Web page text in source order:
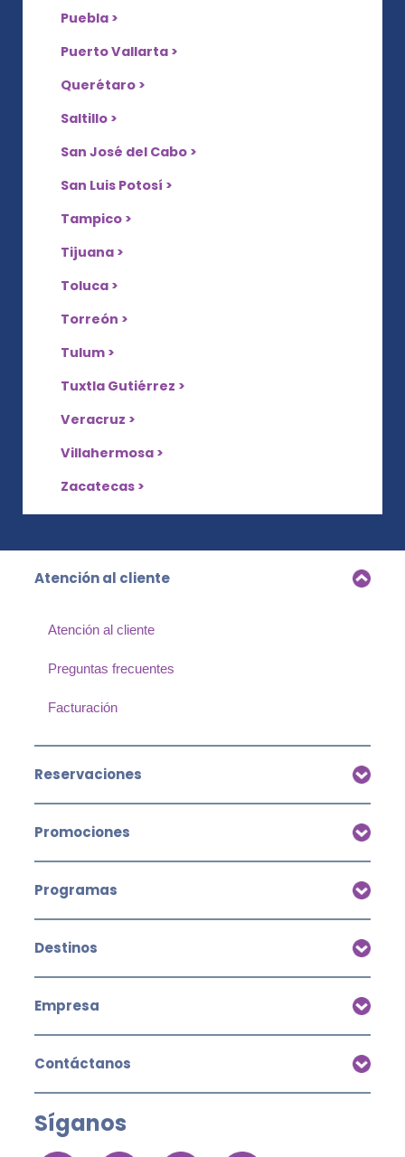
Puebla >
Puerto Vallarta >
Querétaro >
Saltillo >
San José del Cabo >
San Luis Potosí >
Tampico >
Tijuana >
Toluca >
Torreón >
Tulum >
Tuxtla Gutiérrez >
Veracruz >
Villahermosa >
Zacatecas >
Atención al cliente
Atención al cliente
Preguntas frecuentes
Facturación
Reservaciones
Promociones
Programas
Destinos
Empresa
Contáctanos
Síganos